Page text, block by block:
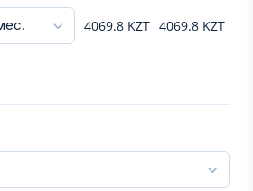
4069.8 KZT 4069.8 KZT